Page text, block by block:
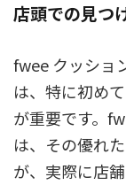
店頭での見つ
fwee クッショ
は、特に初め
が重要です。
は、その優れ
が、実際に店